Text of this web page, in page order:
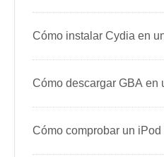
Cómo instalar Cydia en
Cómo descargar GBA en
Cómo comprobar un iPod